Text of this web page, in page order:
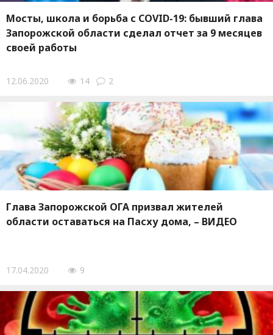
Мосты, школа и борьба с COVID-19: бывший глава
Запорожской области сделал отчет за 9 месяцев
своей работы
12.06.2020 14 2
Глава Запорожской ОГА призвал жителей
области оставаться на Пасху дома, – ВИДЕО
17.04.2020 9